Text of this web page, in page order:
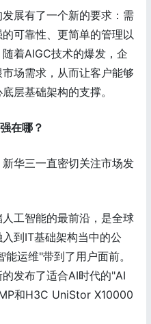
展有了一个新的要求：需
可靠性、更简单的管理以
着AIGC技术的爆发，企
场需求，从而让客户能够
层基础架构的支撑。
在哪？
华三一直密切关注市场发
工智能的最前沿，是全球
到IT基础架构当中的公
运维"带到了用户面前。
发布了适合AI时代的"AI
和H3C UniStor X10000